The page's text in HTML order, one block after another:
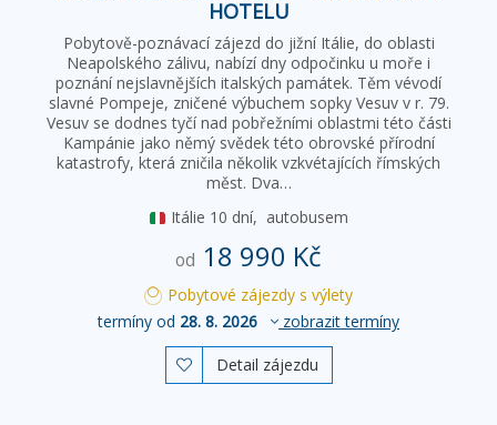
HOTELU
Pobytově-poznávací zájezd do jižní Itálie, do oblasti
Neapolského zálivu, nabízí dny odpočinku u moře i
poznání nejslavnějších italských památek. Těm vévodí
slavné Pompeje, zničené výbuchem sopky Vesuv v r. 79.
Vesuv se dodnes tyčí nad pobřežními oblastmi této části
Kampánie jako němý svědek této obrovské přírodní
katastrofy, která zničila několik vzkvétajících římských
měst. Dva…
Itálie 10 dní, autobusem
od 18 990 Kč
Pobytové zájezdy s výlety
termíny od 28. 8. 2026 zobrazit termíny
 Detail zájezdu